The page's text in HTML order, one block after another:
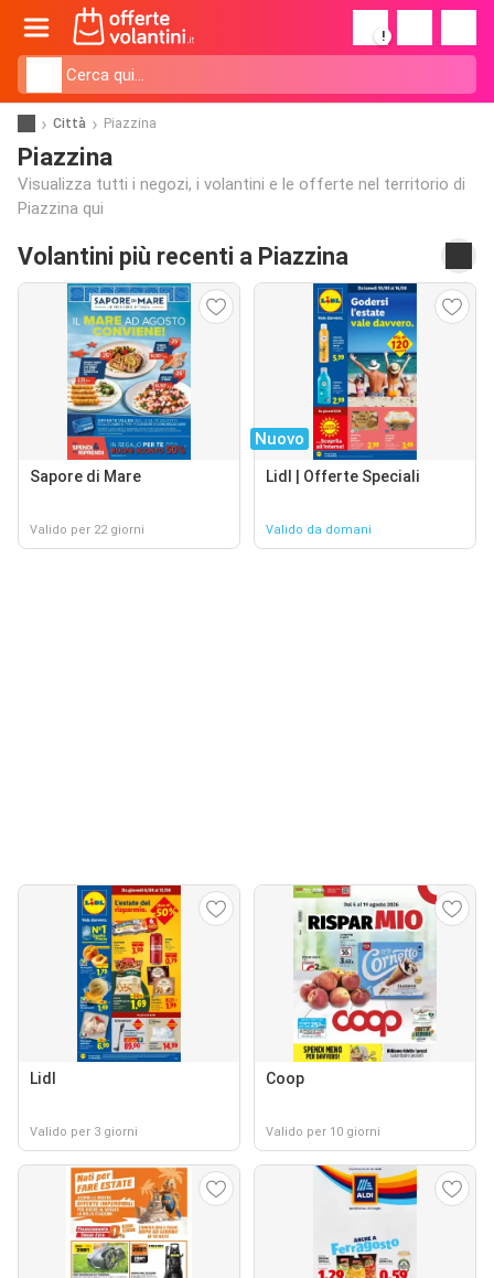
!
Città Piazzina
Piazzina
Visualizza tutti i negozi, i volantini e le offerte nel territorio di
Piazzina qui
Volantini più recenti a Piazzina
Sapore di Mare
Valido per 22 giorni
Nuovo
Lidl | Offerte Speciali
Valido da domani
Lidl
Valido per 3 giorni
Coop
Valido per 10 giorni